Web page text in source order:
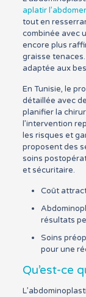
aplatir
tout en
combinée avec
encore plus
graisse
adaptée aux
En Tunisie, le
détaillée avec
planifier la
l’intervention
les risques et
proposent des
soins
et sécuritaire.
Coût
résultats
Soins
pour une
Qu’est-ce